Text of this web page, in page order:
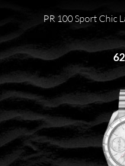
PR 100 Sport Chic